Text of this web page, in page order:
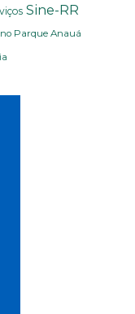
Sine-RR
no Parque Anauá